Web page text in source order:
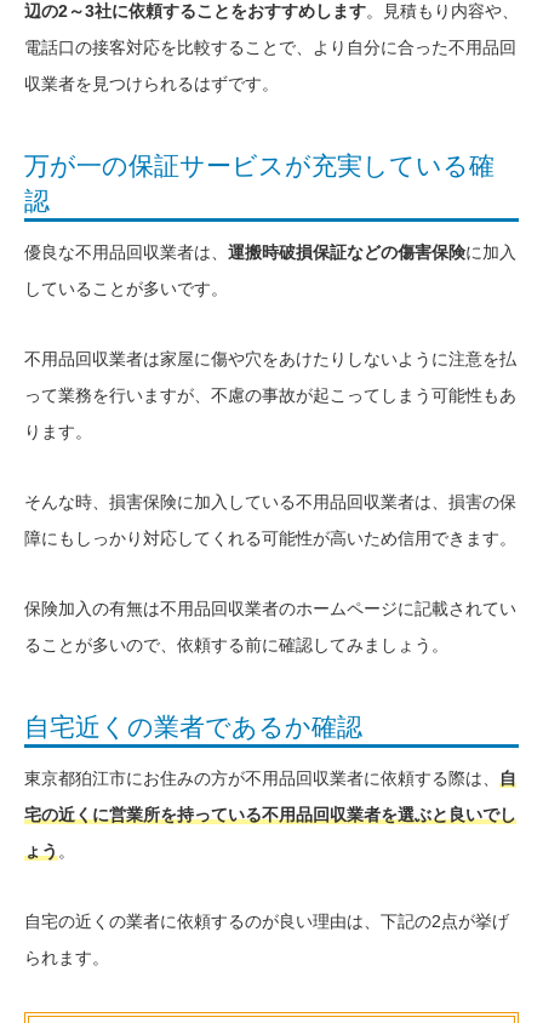
辺の2～3社に依頼することをおすすめします。見積もり内容や、
電話口の接客対応を比較することで、より自分に合った不用品回
収業者を見つけられるはずです。
万が一の保証サービスが充実している確
認
優良な不用品回収業者は、 運搬時破損保証などの傷害保険に加入
していることが多いです。
不用品回収業者は家屋に傷や穴をあけたりしないように注意を払
って業務を行いますが、不慮の事故が起こってしまう可能性もあ
ります。
そんな時、損害保険に加入している不用品回収業者は、損害の保
障にもしっかり対応してくれる可能性が高いため信用できます。
保険加入の有無は不用品回収業者のホームページに記載されてい
ることが多いので、依頼する前に確認してみましょう。
自宅近くの業者であるか確認
東京都狛江市にお住みの方が不用品回収業者に依頼する際は、 自
宅の近くに営業所を持っている不用品回収業者を選ぶと良いでし
ょう。
自宅の近くの業者に依頼するのが良い理由は、下記の2点が挙げ
られます。